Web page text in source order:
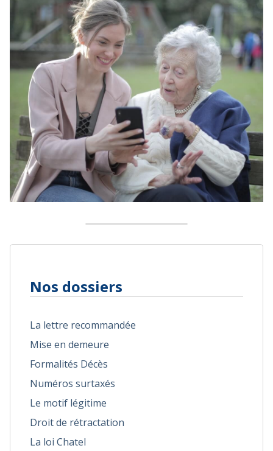
Nos dossiers
La lettre recommandée
Mise en demeure
Formalités Décès
Numéros surtaxés
Le motif légitime
Droit de rétractation
La loi Chatel